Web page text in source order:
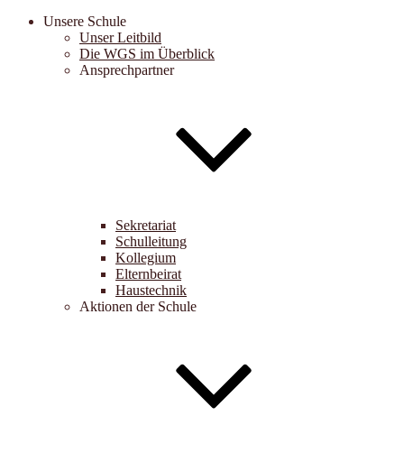
Unsere Schule
Unser Leitbild
Die WGS im Überblick
Ansprechpartner
Sekretariat
Schulleitung
Kollegium
Elternbeirat
Haustechnik
Aktionen der Schule